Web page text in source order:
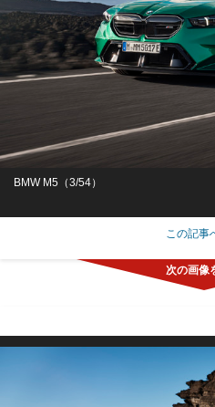
BMW M5（3/54）
この記事